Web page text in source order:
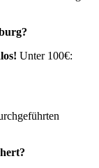
?
Unter 100€: